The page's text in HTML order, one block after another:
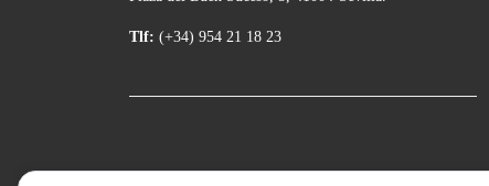
Tlf: (+34) 954 21 18 23